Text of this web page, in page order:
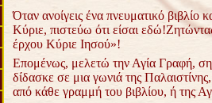
Όταν ανοίγεις ένα πνευματικό βιβλίο
Κύριε, πιστεύω ότι είσαι εδώ!
έρχου Κύριε Ιησού»!
Επομένως, μελετώ την Αγία Γραφή,
δίδασκε σε μια γωνιά της
από κάθε γραμμή του βιβλίου, ή της